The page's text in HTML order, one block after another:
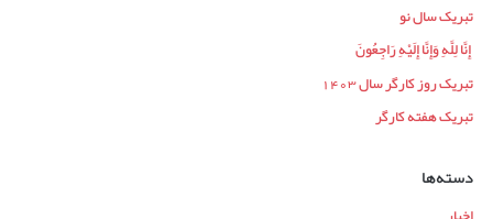
تبریک سال نو
إِنَّا لِلَّهِ وَإِنَّا إِلَیْهِ رَاجِعُونَ
تبریک روز کارگر سال 1403
تبریک هفته کارگر
دسته‌ها